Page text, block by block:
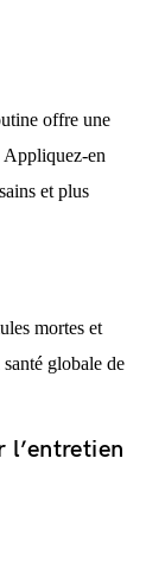
offre une
Appliquez-en
et plus
mortes et
globale de
l’entretien